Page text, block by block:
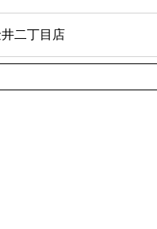
二丁目店